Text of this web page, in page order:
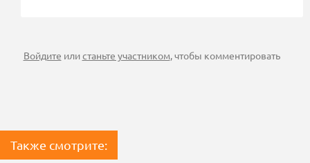
Войдите илистаньте участником, чтобы комментировать
Также смотрите: